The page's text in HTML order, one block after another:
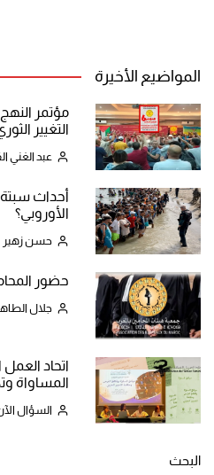
المواضيع الأخيرة
مؤتمر
التغيير
عبد الغني
أحداث
الأوروبي؟
حسن زهير
حضور
جلال
اتحاد
المساواة
السؤال
البحث